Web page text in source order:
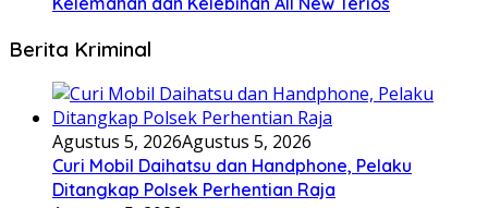
Berita Kriminal
Agustus 5, 2026Agustus 5, 2026
Curi Mobil Daihatsu dan Handphone, Pelaku
Ditangkap Polsek Perhentian Raja